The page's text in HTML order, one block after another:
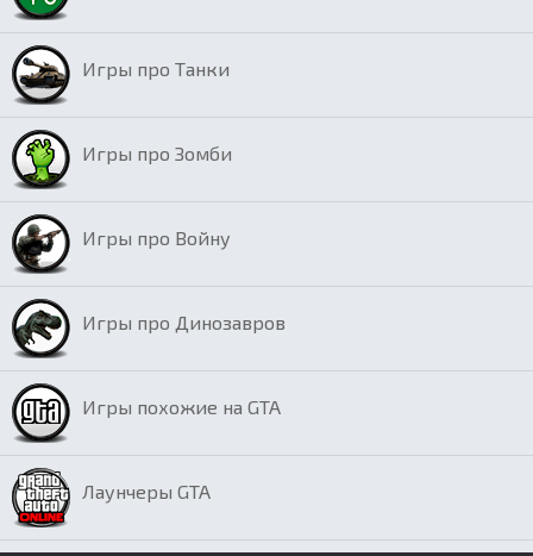
Игры про Танки
Игры про Зомби
Игры про Войну
Игры про Динозавров
Игры похожие на GTA
Лаунчеры GTA